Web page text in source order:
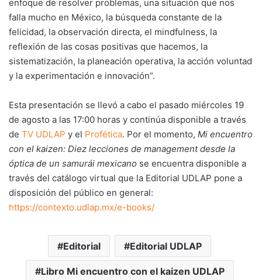
enfoque de resolver problemas, una situación que nos
falla mucho en México, la búsqueda constante de la
felicidad, la observación directa, el mindfulness, la
reflexión de las cosas positivas que hacemos, la
sistematización, la planeación operativa, la acción voluntad
y la experimentación e innovación”.
Esta presentación se llevó a cabo el pasado miércoles 19
de agosto a las 17:00 horas y continúa disponible a través
de TV UDLAP y el Profética. Por el momento, Mi encuentro
con el kaizen: Diez lecciones de management desde la
óptica de un samurái mexicano se encuentra disponible a
través del catálogo virtual que la Editorial UDLAP pone a
disposición del público en general:
https://contexto.udlap.mx/e-books/
Editorial Editorial UDLAP
Libro Mi encuentro con el kaizen UDLAP